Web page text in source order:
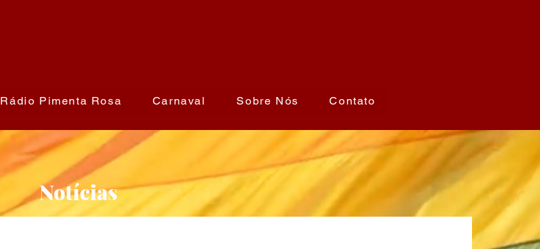
Rádio Pimenta Rosa Carnaval Sobre Nós Contato
Notícias